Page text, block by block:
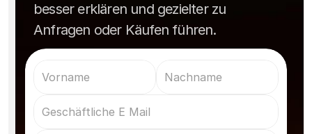
besser erklären und gezielter zu
Anfragen oder Käufen führen.